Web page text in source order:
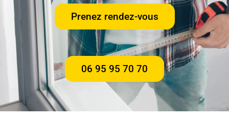
Prenez rendez-vous
06 95 95 70 70